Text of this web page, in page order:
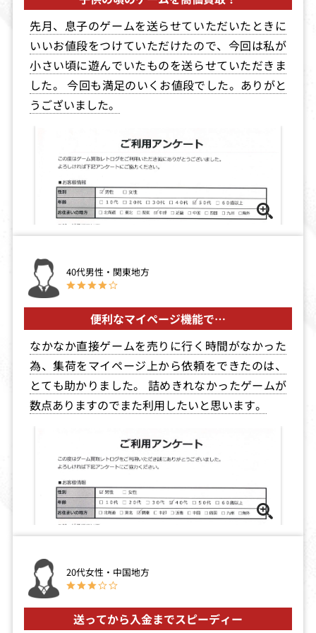
先月、息子のゲームを送らせていただいたときに
いいお値段をつけていただけたので、今回は私が
小さい頃に遊んでいたものを送らせていただきま
した。 今回も満足のいくお値段でした。ありがと
うございました。
40代男性・関東地方
便利なマイページ機能で…
なかなか直接ゲームを売りに行く時間がなかった
為、集荷をマイページ上から依頼をできたのは、
とても助かりました。 詰めきれなかったゲームが
数点ありますのでまた利用したいと思います。
20代女性・中国地方
送ってから入金までスピーディー